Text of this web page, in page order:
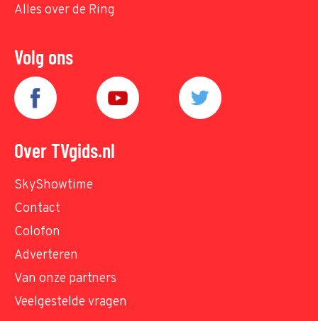
Alles over de Ring
Volg ons
Over TVgids.nl
SkyShowtime
Contact
Colofon
Adverteren
Van onze partners
Veelgestelde vragen